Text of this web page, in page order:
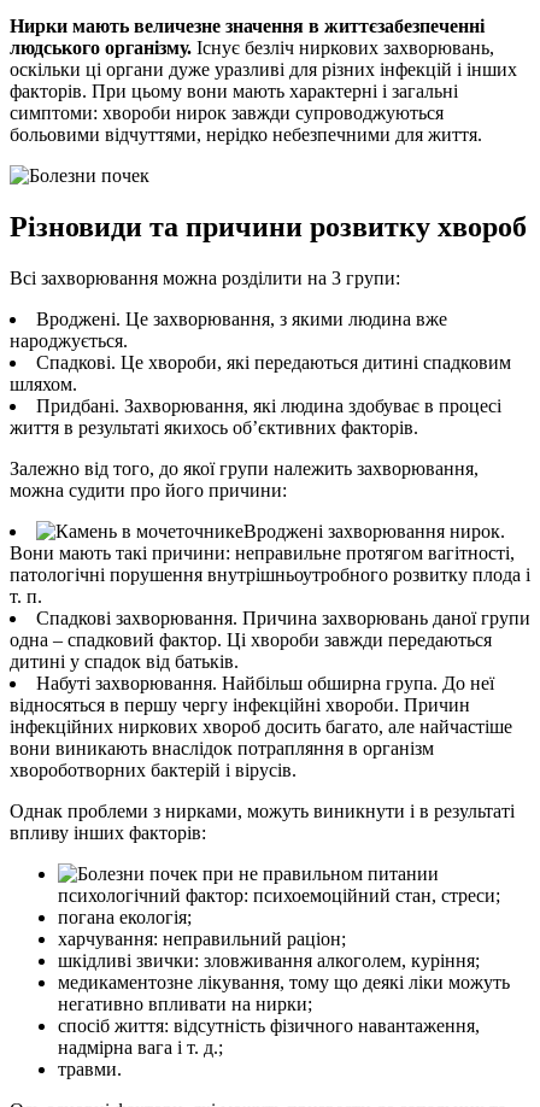
Нирки мають величезне значення в життєзабезпеченні
людського організму. Існує безліч ниркових захворювань,
оскільки ці органи дуже уразливі для різних інфекцій і інших
факторів. При цьому вони мають характерні і загальні
симптоми: хвороби нирок завжди супроводжуються
больовими відчуттями, нерідко небезпечними для життя.
Різновиди та причини розвитку хвороб
Всі захворювання можна розділити на 3 групи:
Вроджені. Це захворювання, з якими людина вже
народжується.
Спадкові. Це хвороби, які передаються дитині спадковим
шляхом.
Придбані. Захворювання, які людина здобуває в процесі
життя в результаті якихось об’єктивних факторів.
Залежно від того, до якої групи належить захворювання,
можна судити про його причини:
Вроджені захворювання нирок.
Вони мають такі причини: неправильне протягом вагітності,
патологічні порушення внутрішньоутробного розвитку плода і
т. п.
Спадкові захворювання. Причина захворювань даної групи
одна – спадковий фактор. Ці хвороби завжди передаються
дитині у спадок від батьків.
Набуті захворювання. Найбільш обширна група. До неї
відносяться в першу чергу інфекційні хвороби. Причин
інфекційних ниркових хвороб досить багато, але найчастіше
вони виникають внаслідок потрапляння в організм
хвороботворних бактерій і вірусів.
Однак проблеми з нирками, можуть виникнути і в результаті
впливу інших факторів:
психологічний фактор: психоемоційний стан, стреси;
погана екологія;
харчування: неправильний раціон;
шкідливі звички: зловживання алкоголем, куріння;
медикаментозне лікування, тому що деякі ліки можуть
негативно впливати на нирки;
спосіб життя: відсутність фізичного навантаження,
надмірна вага і т. д.;
травми.